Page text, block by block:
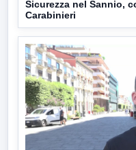
Sicurezza nel Sannio,
Carabinieri